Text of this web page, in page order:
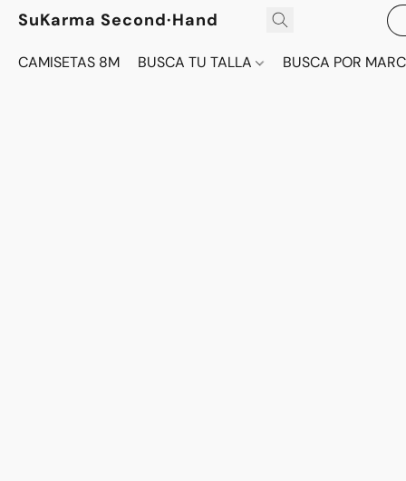
SuKarma Second·Hand
CAMISETAS 8M BUSCA TU TALLA BUSCA POR